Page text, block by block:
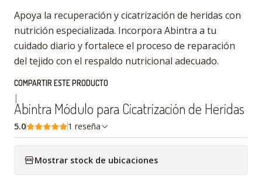
Apoya la recuperación y cicatrización de heridas con
nutrición especializada. Incorpora Abintra a tu
cuidado diario y fortalece el proceso de reparación
del tejido con el respaldo nutricional adecuado.
COMPARTIR ESTE PRODUCTO
|
Abintra Módulo para Cicatrización de Heridas
5.0 1 reseña
Mostrar stock de ubicaciones